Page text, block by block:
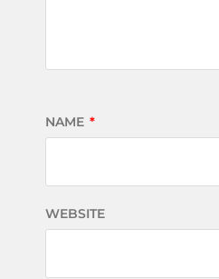
NAME *
WEBSITE